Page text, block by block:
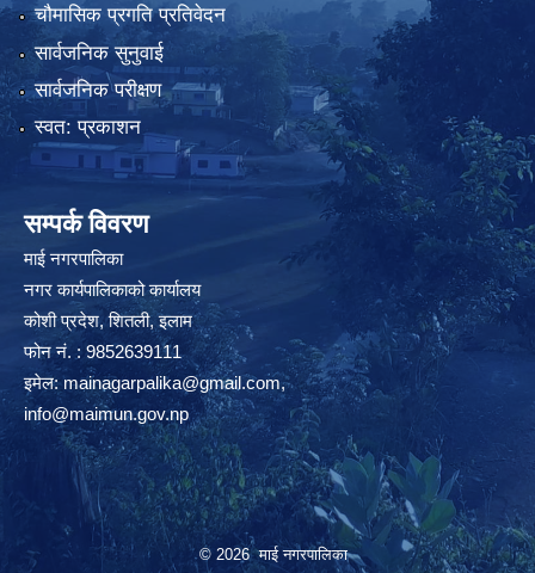
चौमासिक प्रगति प्रतिवेदन
सार्वजनिक सुनुवाई
सार्वजनिक परीक्षण
स्वत: प्रकाशन
सम्पर्क विवरण
माई नगरपालिका
नगर कार्यपालिकाको कार्यालय
कोशी प्रदेश, शितली, इलाम
फोन नं. : 9852639111
इमेल:mainagarpalika@gmail.com,
info@maimun.gov.np
© 2026 माई नगरपालिका